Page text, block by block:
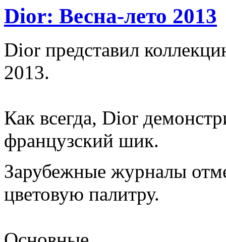
Dior: Весна-лето 2013
Dior представил
2013.
Как всегда, Dior
французский шик.
Зарубежные журналы
цветовую палитру.